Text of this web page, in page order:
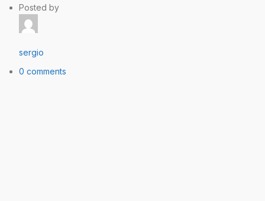
Posted by
sergio
0 comments